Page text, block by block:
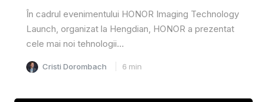
În cadrul evenimentului HONOR Imaging Technology
Launch, organizat la Hengdian, HONOR a prezentat
cele mai noi tehnologii...
Cristi Dorombach 6 min